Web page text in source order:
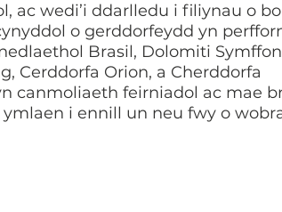
ac wedi’i ddarlledu i filiynau o
o gerddorfeydd yn
Brasil, Dolomiti
Cerddorfa Orion, a Cherddorfa
canmoliaeth feirniadol ac mae
i ennill un neu fwy o